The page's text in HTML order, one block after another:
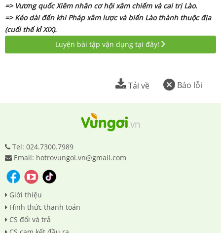
=> Vương quốc Xiêm nhân cơ hội xâm chiếm và cai trị Lào.
=> Kéo dài đến khi Pháp xâm lược và biến Lào thành thuộc địa
(cuối thế kỉ XIX).
Luyện bài tập vận dụng tại đây!
Báo lỗi
Tải về
Tel: 024.7300.7989
Email: hotrovungoi.vn@gmail.com
Giới thiệu
Hình thức thanh toán
CS đổi và trả